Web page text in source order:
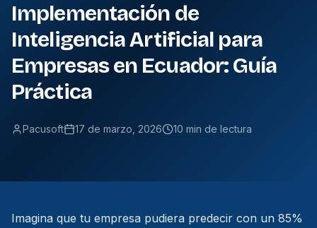
Implementación de
Inteligencia Artificial para
Empresas en Ecuador: Guía
Práctica
Pacusoft 17 de marzo, 2026 10 min de lectura
Imagina que tu empresa pudiera predecir con un 85%